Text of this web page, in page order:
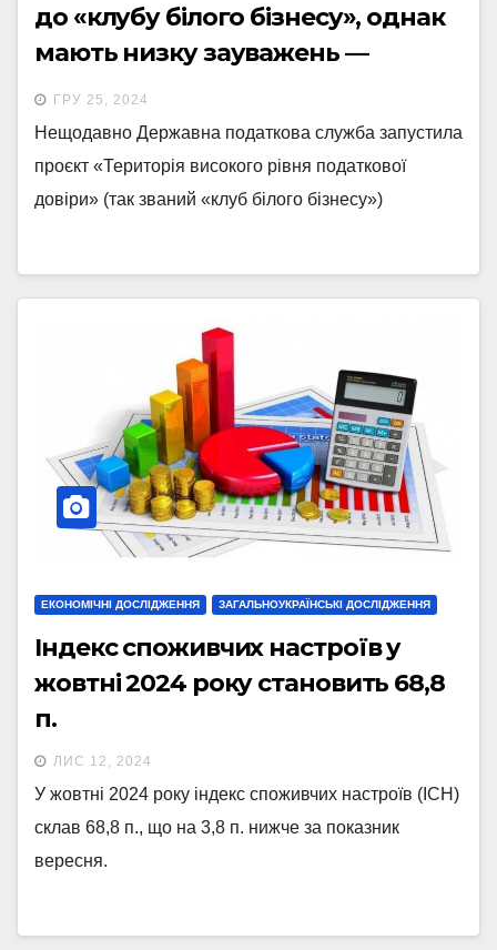
до «клубу білого бізнесу», однак
мають низку зауважень —
опитування
ГРУ 25, 2024
Нещодавно Державна податкова служба запустила
проєкт «Територія високого рівня податкової
довіри» (так званий «клуб білого бізнесу»)
ЕКОНОМІЧНІ ДОСЛІДЖЕННЯ ЗАГАЛЬНОУКРАЇНСЬКІ ДОСЛІДЖЕННЯ
Індекс споживчих настроїв у
жовтні 2024 року становить 68,8
п.
ЛИС 12, 2024
У жовтні 2024 року індекс споживчих настроїв (ІСН)
склав 68,8 п., що на 3,8 п. нижче за показник
вересня.